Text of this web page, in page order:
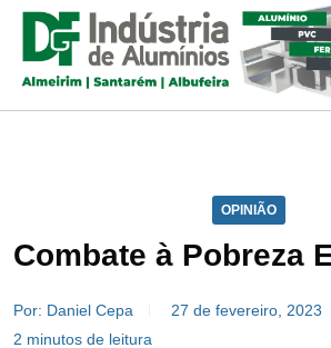
OPINIÃO
Combate à Pobreza
Por: Daniel Cepa
27 de fevereiro, 2023
2 minutos de leitura